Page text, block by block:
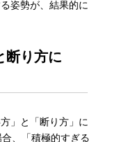
姿勢が、結果的に
断り方に
」と「断り方」に
、「積極的すぎる